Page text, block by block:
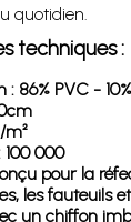
quotidien.
techniques :
: 86% PVC -
m²
000
pour la
les fauteuils
un chiffon